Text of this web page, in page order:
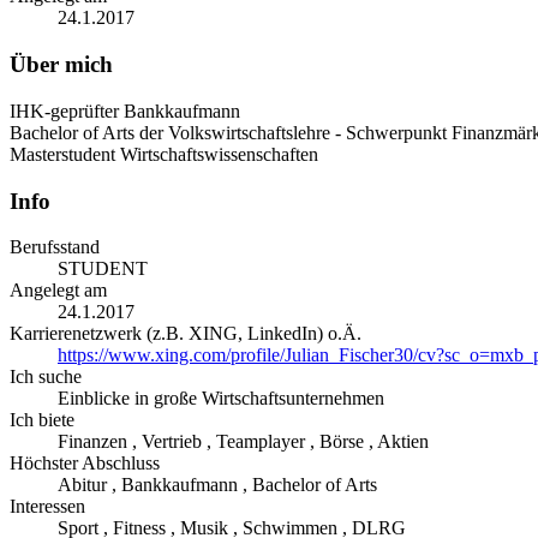
24.1.2017
Über mich
IHK-geprüfter Bankkaufmann
Bachelor of Arts der Volkswirtschaftslehre - Schwerpunkt
Masterstudent Wirtschaftswissenschaften
Info
Berufsstand
STUDENT
Angelegt am
24.1.2017
Karrierenetzwerk (z.B. XING, LinkedIn) o.Ä.
https://www.xing.com/profile/Julian_Fischer30/
Ich suche
Einblicke in große Wirtschaftsunternehmen
Ich biete
Finanzen , Vertrieb , Teamplayer , Börse , Aktien
Höchster Abschluss
Abitur , Bankkaufmann , Bachelor of Arts
Interessen
Sport , Fitness , Musik , Schwimmen , DLRG